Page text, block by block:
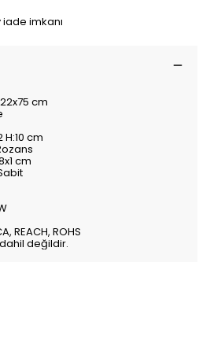
imkanı
cm
H:10 cm
cm
REACH, ROHS
değildir.